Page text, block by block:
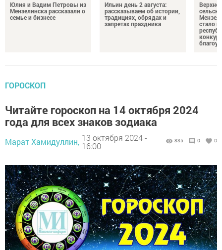
Юлия и Вадим Петровы из
Мензелинска рассказали о
семье и бизнесе
Ильин день 2 августа:
рассказываем об истории,
традициях, обрядах и
запретах праздника
стало
ГОРОСКОП
Читайте гороскоп на 14 октября 2024
года для всех знаков зодиака
Марат Хамидуллин, 13 октября 2024 -
16:00
835 0 0